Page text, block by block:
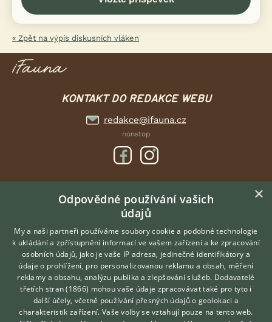
« Zpět na výpis diskusních vláken
KONTAKT DO REDAKCE WEBU
redakce@ifauna.cz
nonstop
DOMOVSKÁ STRÁNKA
INZERCE
DISKUSE
ČLÁNKY
O nás
Kontakt
Možnosti zvýraznění inzerátů
Hledáte zvířecího kamaráda?
Zdarma vám poradí
VETERINÁŘ ONLINE
×
Odpovědné používání vašich
údajů
My a naši partneři používáme soubory cookie a podobné technologie
k ukládání a zpřístupnění informací ve vašem zařízení a ke zpracování
osobních údajů, jako je vaše IP adresa, jedinečné identifikátory a
údaje o prohlížení, pro personalizovanou reklamu a obsah, měření
reklamy a obsahu, analýzu publika a zlepšování služeb. Dodavatelé
třetích stran (1866) mohou vaše údaje zpracovávat také pro tyto i
další účely, včetně používání přesných údajů o geolokaci a
charakteristik zařízení. Vaše volby se vztahují pouze na tento web.